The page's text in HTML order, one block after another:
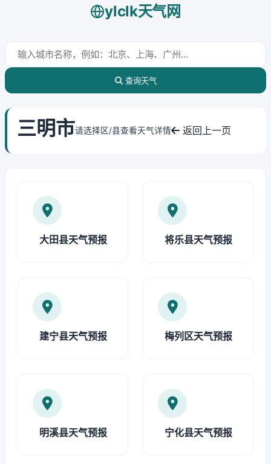
ylclk天气网
查询天气
三明市请选择区/县查看天气详情 返回上一页
大田县天气预报 将乐县天气预报
建宁县天气预报 梅列区天气预报
明溪县天气预报 宁化县天气预报